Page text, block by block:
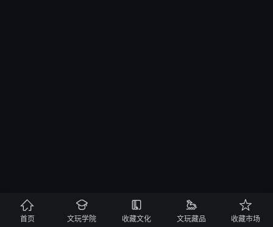

首页

文玩学院

收藏文化

文玩藏品

收藏市场